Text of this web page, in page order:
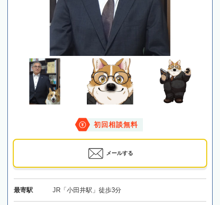
初回相談無料
メールする
最寄駅 JR「小田井駅」徒歩3分